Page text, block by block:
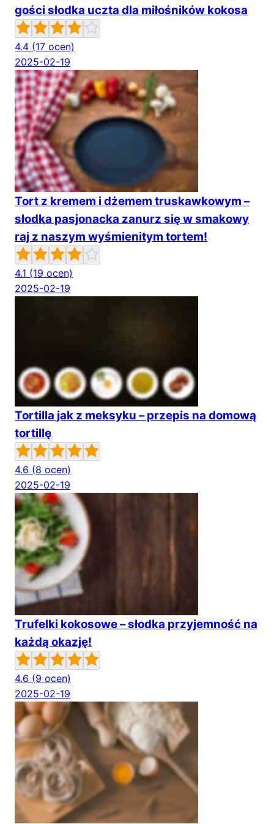
gości słodka uczta dla miłośników kokosa
4.4 (17 ocen)
2025-02-19
Tort z kremem i dżemem truskawkowym –
słodka pasjonacka zanurz się w smakowy
raj z naszym wyśmienitym tortem!
4.1 (19 ocen)
2025-02-19
Tortilla jak z meksyku – przepis na domową
tortillę
4.6 (8 ocen)
2025-02-19
Trufelki kokosowe – słodka przyjemność na
każdą okazję!
4.6 (9 ocen)
2025-02-19